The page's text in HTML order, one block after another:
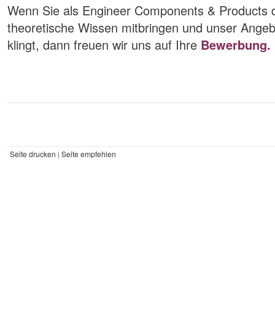
Wenn Sie als Engineer Components & Products
theoretische Wissen mitbringen und unser
klingt, dann freuen wir uns auf Ihre Bewerbung.
Seite drucken | Seite empfehlen